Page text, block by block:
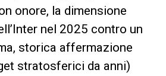
onore, la dimensione
nel 2025 contro un
storica affermazione
stratosferici da anni)